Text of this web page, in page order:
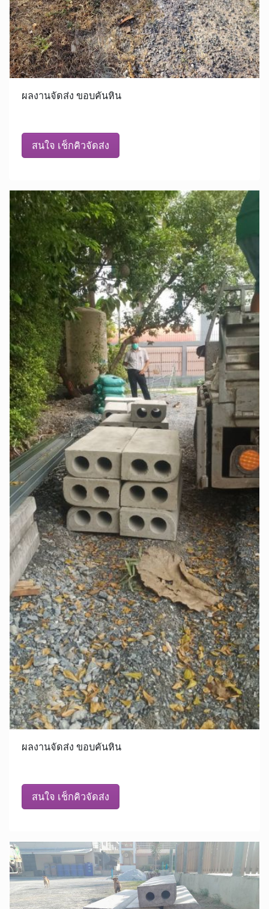
ผลงานจัดส่ง ขอบคันหิน
สนใจ เช็กคิวจัดส่ง
ผลงานจัดส่ง ขอบคันหิน
สนใจ เช็กคิวจัดส่ง